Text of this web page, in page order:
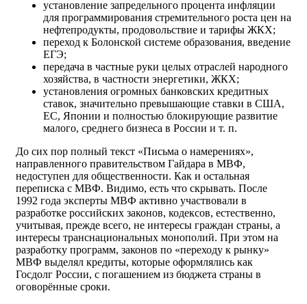
установление запредельного процента инфляции
для программирования стремительного роста цен на
нефтепродукты, продовольствие и тарифы ЖКХ;
переход к Болонской системе образования, введение
ЕГЭ;
передача в частные руки целых отраслей народного
хозяйства, в частности энергетики, ЖКХ;
установления огромных банковских кредитных
ставок, значительно превышающие ставки в США,
ЕС, Японии и полностью блокирующие развитие
малого, среднего бизнеса в России и т. п.
До сих пор полный текст «Письма о намерениях»,
направленного правительством Гайдара в МВФ,
недоступен для общественности. Как и остальная
переписка с МВФ. Видимо, есть что скрывать. После
1992 года эксперты МВФ активно участвовали в
разработке российских законов, кодексов, естественно,
учитывая, прежде всего, не интересы граждан страны, а
интересы транснациональных монополий. При этом на
разработку программ, законов по «переходу к рынку»
МВФ выделял кредиты, которые оформлялись как
Госдолг России, с погашением из бюджета страны в
оговорённые сроки.